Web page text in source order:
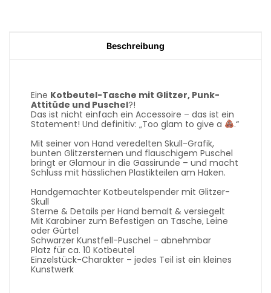
Beschreibung
Eine Kotbeutel-Tasche mit Glitzer, Punk-
Attitüde und Puschel?!
Das ist nicht einfach ein Accessoire – das ist ein
Statement! Und definitiv: „Too glam to give a
.“
Mit seiner von Hand veredelten Skull-Grafik,
bunten Glitzersternen und flauschigem Puschel
bringt er Glamour in die Gassirunde – und macht
Schluss mit hässlichen Plastikteilen am Haken.
Handgemachter Kotbeutelspender mit Glitzer-
Skull
Sterne & Details per Hand bemalt & versiegelt
Mit Karabiner zum Befestigen an Tasche, Leine
oder Gürtel
Schwarzer Kunstfell-Puschel – abnehmbar
Platz für ca. 10 Kotbeutel
Einzelstück-Charakter – jedes Teil ist ein kleines
Kunstwerk